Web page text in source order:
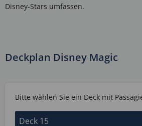
Disney-Stars umfassen.
Deckplan Disney Magic
Bitte wählen Sie ein Deck mit